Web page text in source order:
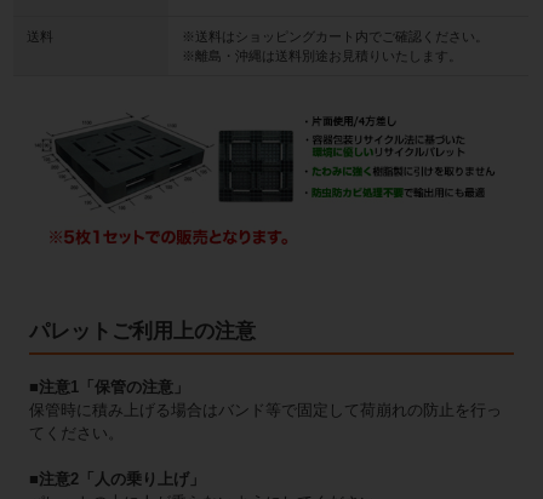
送料
※送料はショッピングカート内でご確認ください。
※離島・沖縄は送料別途お見積りいたします。
パレットご利用上の注意
■注意1「保管の注意」
保管時に積み上げる場合はバンド等で固定して荷崩れの防止を行っ
てください。
■注意2「人の乗り上げ」